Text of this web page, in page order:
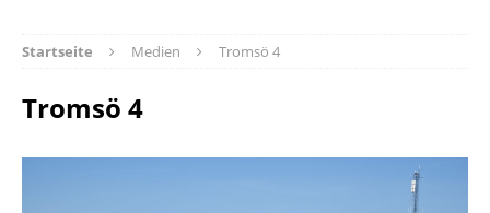
Startseite Medien Tromsö 4
Tromsö 4